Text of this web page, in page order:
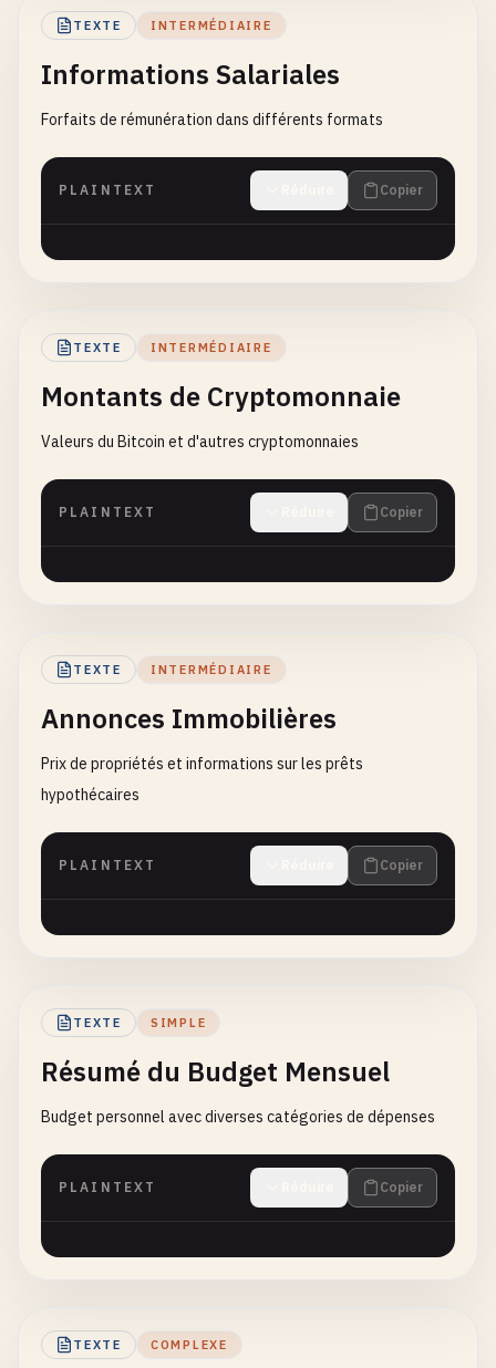
TEXTE INTERMÉDIAIRE
Informations Salariales
Forfaits de rémunération dans différents formats
PLAINTEXT Copier
TEXTE INTERMÉDIAIRE
Montants de Cryptomonnaie
Valeurs du Bitcoin et d'autres cryptomonnaies
PLAINTEXT Copier
TEXTE INTERMÉDIAIRE
Annonces Immobilières
Prix de propriétés et informations sur les prêts
hypothécaires
PLAINTEXT Copier
TEXTE SIMPLE
Résumé du Budget Mensuel
Budget personnel avec diverses catégories de dépenses
PLAINTEXT Copier
TEXTE COMPLEXE